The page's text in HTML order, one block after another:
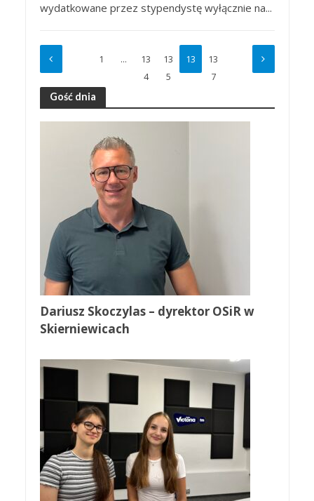
wydatkowane przez stypendystę wyłącznie na...
1 …
13
4
13
5
13
6
13
7
Gość dnia
Dariusz Skoczylas – dyrektor OSiR w
Skierniewicach